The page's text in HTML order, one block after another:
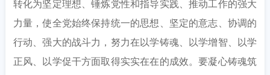
转化为坚定理想、锤炼党性和指导实践、推动工作的强大
力量，使全党始终保持统一的思想、坚定的意志、协调的
行动、强大的战斗力，努力在以学铸魂、以学增智、以学
正风、以学促干方面取得实实在在的成效。要凝心铸魂筑